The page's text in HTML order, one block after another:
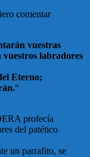
comentar
vuestras
vuestros labradores
Eterno;
“
profecía
del patético
un parrafito, se